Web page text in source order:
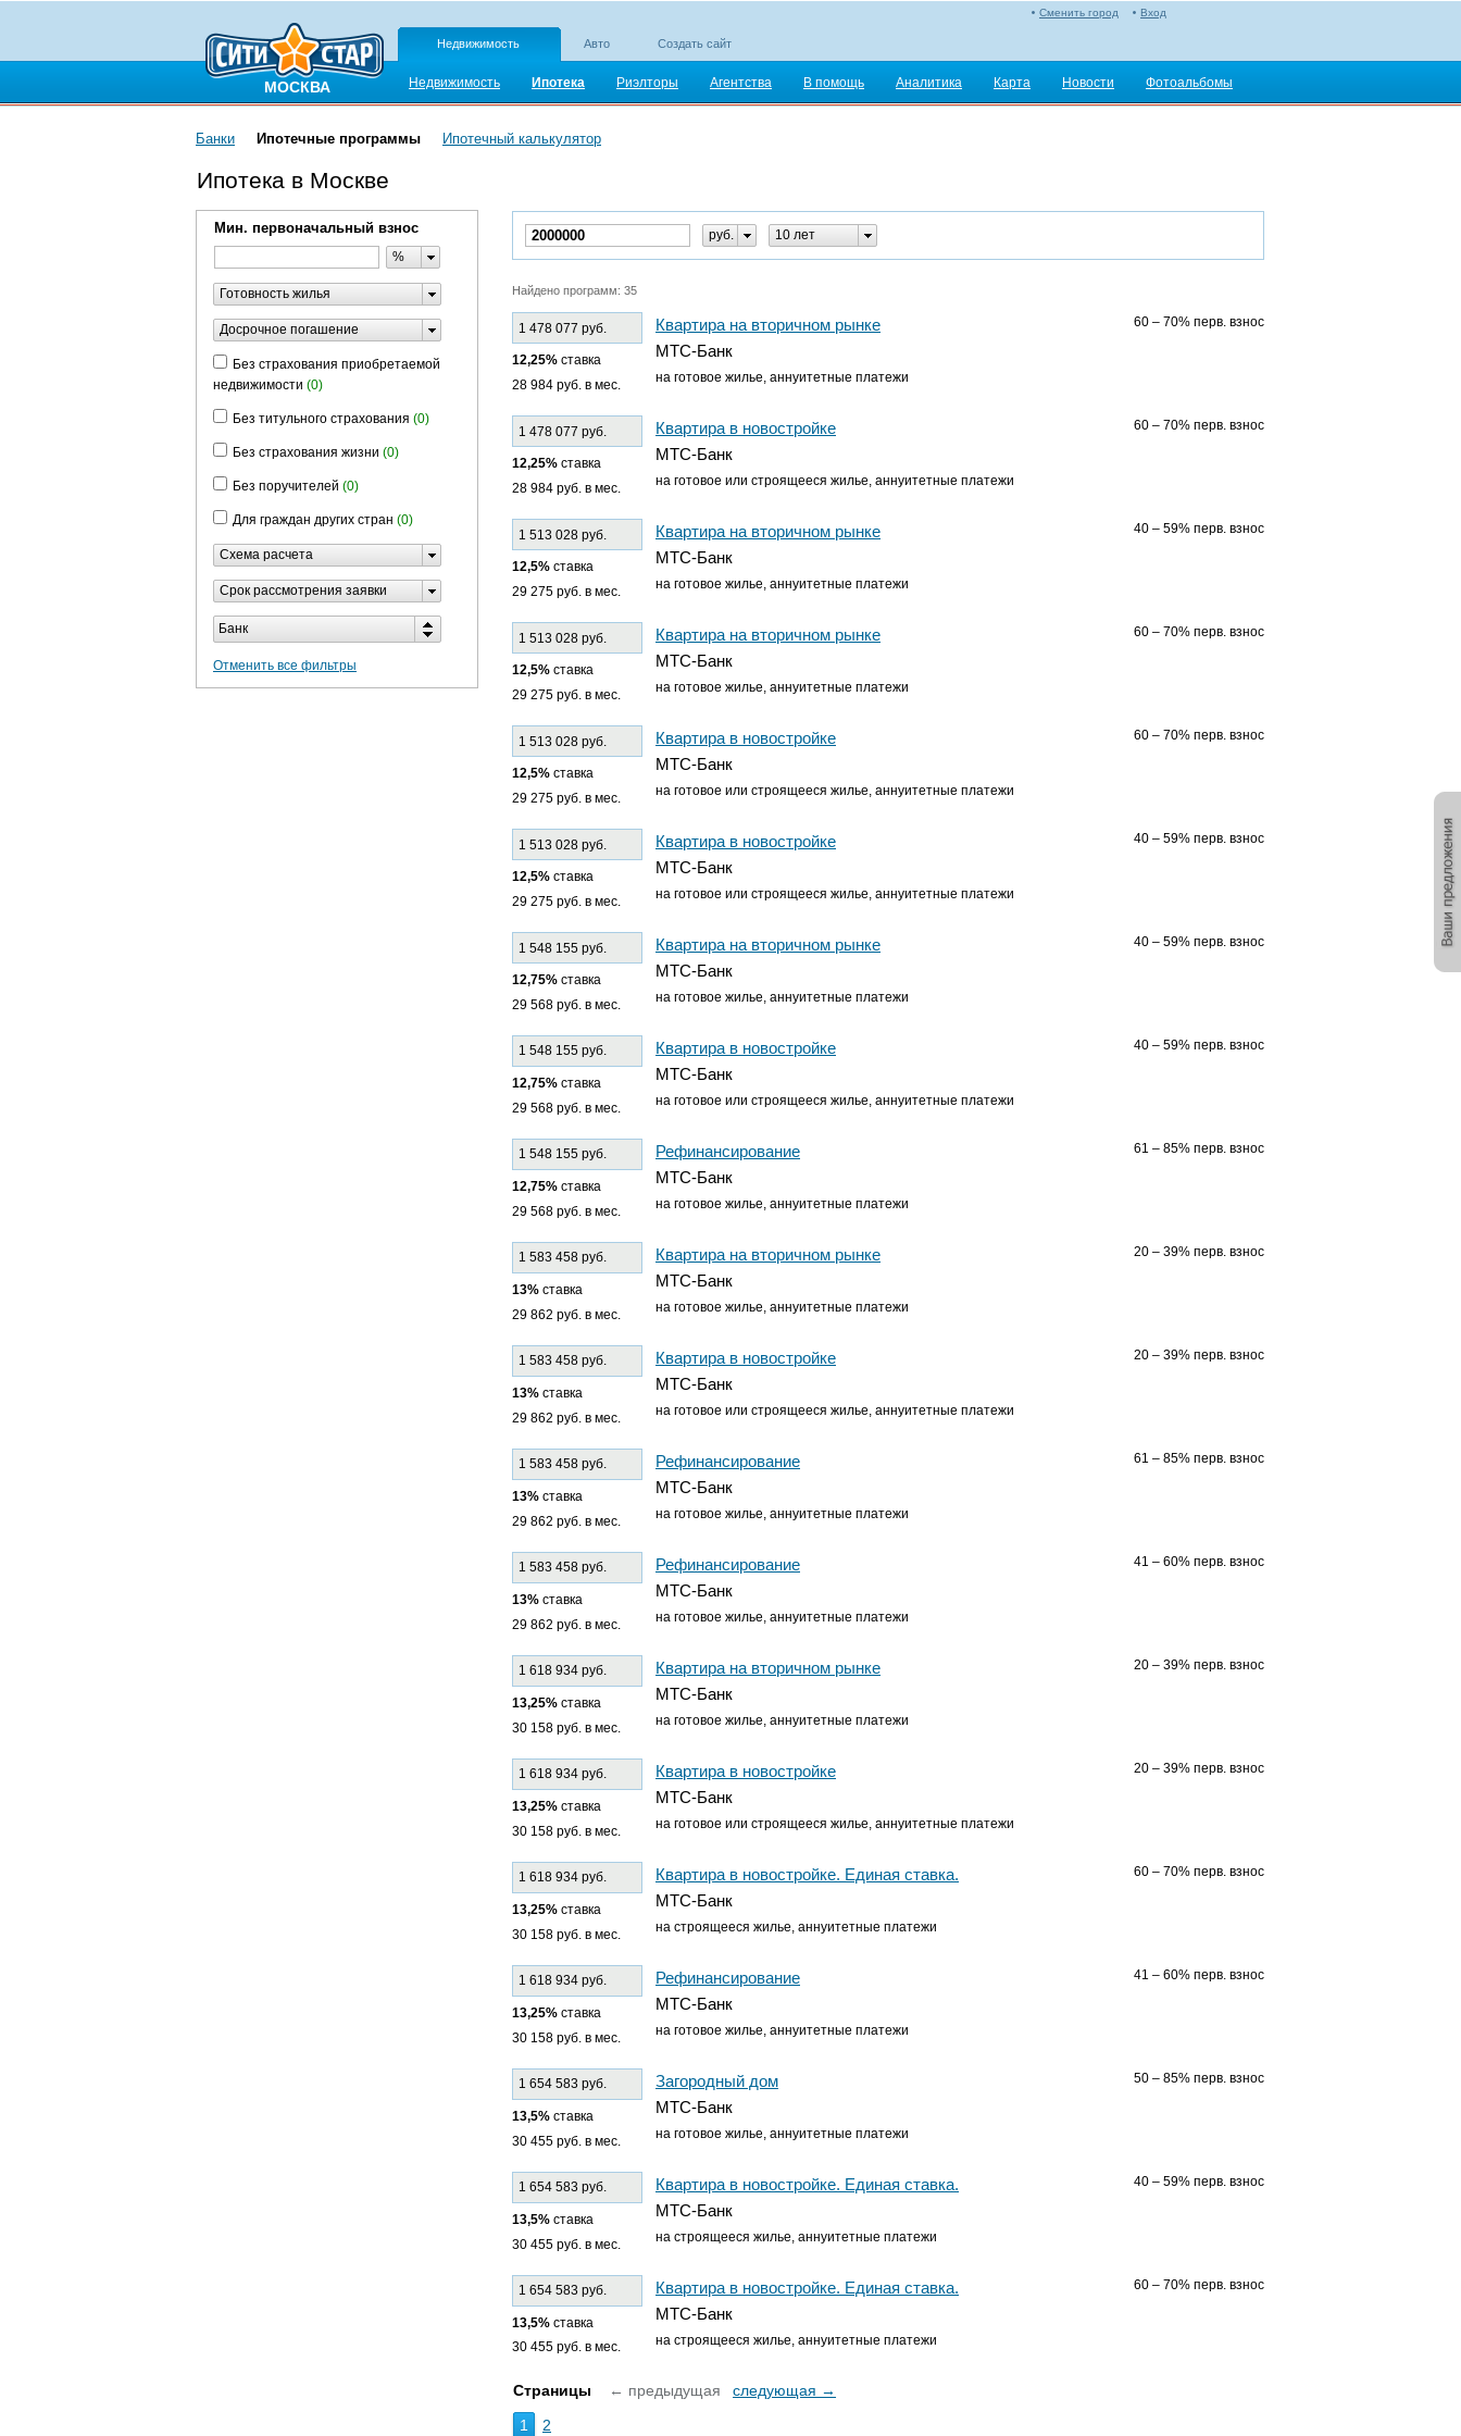
МОСКВА
Вход
Сменить город
Недвижимость Авто Создать сайт
Недвижимость Ипотека Риэлторы Агентства В помощь Аналитика Карта Новости Фотоальбомы
Банки Ипотечные программы Ипотечный калькулятор
Ипотека в Москве
Мин. первоначальный взнос
%
Готовность жилья
Досрочное погашение
Без страхования приобретаемой
недвижимости (0)
Без титульного страхования (0)
Без страхования жизни (0)
Без поручителей (0)
Для граждан других стран (0)
Схема расчета
Срок рассмотрения заявки
Банк
Отменить все фильтры
руб. 10 лет
Найдено программ: 35
1 478 077 руб.
12,25% ставка
28 984 руб. в мес.
Квартира на вторичном рынке
МТС-Банк
на готовое жилье, аннуитетные платежи
60 – 70% перв. взнос
1 478 077 руб.
12,25% ставка
28 984 руб. в мес.
Квартира в новостройке
МТС-Банк
на готовое или строящееся жилье, аннуитетные платежи
60 – 70% перв. взнос
1 513 028 руб.
12,5% ставка
29 275 руб. в мес.
Квартира на вторичном рынке
МТС-Банк
на готовое жилье, аннуитетные платежи
40 – 59% перв. взнос
1 513 028 руб.
12,5% ставка
29 275 руб. в мес.
Квартира на вторичном рынке
МТС-Банк
на готовое жилье, аннуитетные платежи
60 – 70% перв. взнос
1 513 028 руб.
12,5% ставка
29 275 руб. в мес.
Квартира в новостройке
МТС-Банк
на готовое или строящееся жилье, аннуитетные платежи
60 – 70% перв. взнос
1 513 028 руб.
12,5% ставка
29 275 руб. в мес.
Квартира в новостройке
МТС-Банк
на готовое или строящееся жилье, аннуитетные платежи
40 – 59% перв. взнос
1 548 155 руб.
12,75% ставка
29 568 руб. в мес.
Квартира на вторичном рынке
МТС-Банк
на готовое жилье, аннуитетные платежи
40 – 59% перв. взнос
1 548 155 руб.
12,75% ставка
29 568 руб. в мес.
Квартира в новостройке
МТС-Банк
на готовое или строящееся жилье, аннуитетные платежи
40 – 59% перв. взнос
1 548 155 руб.
12,75% ставка
29 568 руб. в мес.
Рефинансирование
МТС-Банк
на готовое жилье, аннуитетные платежи
61 – 85% перв. взнос
1 583 458 руб.
13% ставка
29 862 руб. в мес.
Квартира на вторичном рынке
МТС-Банк
на готовое жилье, аннуитетные платежи
20 – 39% перв. взнос
1 583 458 руб.
13% ставка
29 862 руб. в мес.
Квартира в новостройке
МТС-Банк
на готовое или строящееся жилье, аннуитетные платежи
20 – 39% перв. взнос
1 583 458 руб.
13% ставка
29 862 руб. в мес.
Рефинансирование
МТС-Банк
на готовое жилье, аннуитетные платежи
61 – 85% перв. взнос
1 583 458 руб.
13% ставка
29 862 руб. в мес.
Рефинансирование
МТС-Банк
на готовое жилье, аннуитетные платежи
41 – 60% перв. взнос
1 618 934 руб.
13,25% ставка
30 158 руб. в мес.
Квартира на вторичном рынке
МТС-Банк
на готовое жилье, аннуитетные платежи
20 – 39% перв. взнос
1 618 934 руб.
13,25% ставка
30 158 руб. в мес.
Квартира в новостройке
МТС-Банк
на готовое или строящееся жилье, аннуитетные платежи
20 – 39% перв. взнос
1 618 934 руб.
13,25% ставка
30 158 руб. в мес.
Квартира в новостройке. Единая ставка.
МТС-Банк
на строящееся жилье, аннуитетные платежи
60 – 70% перв. взнос
1 618 934 руб.
13,25% ставка
30 158 руб. в мес.
Рефинансирование
МТС-Банк
на готовое жилье, аннуитетные платежи
41 – 60% перв. взнос
1 654 583 руб.
13,5% ставка
30 455 руб. в мес.
Загородный дом
МТС-Банк
на готовое жилье, аннуитетные платежи
50 – 85% перв. взнос
1 654 583 руб.
13,5% ставка
30 455 руб. в мес.
Квартира в новостройке. Единая ставка.
МТС-Банк
на строящееся жилье, аннуитетные платежи
40 – 59% перв. взнос
1 654 583 руб.
13,5% ставка
30 455 руб. в мес.
Квартира в новостройке. Единая ставка.
МТС-Банк
на строящееся жилье, аннуитетные платежи
60 – 70% перв. взнос
Страницы ← предыдущая
следующая →
1
2